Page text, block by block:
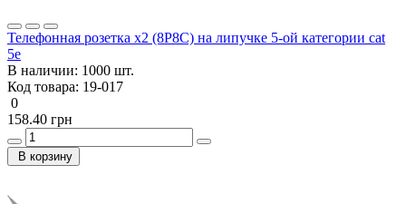
Телефонная розетка х2 (8P8C) на липучке 5-ой категории cat
5e
В наличии: 1000 шт.
Код товара: 19-017
0
158.40 грн
В корзину